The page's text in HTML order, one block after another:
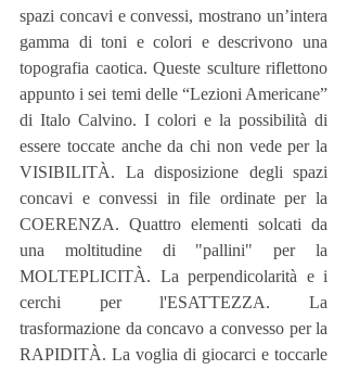
spazi concavi e convessi, mostrano un’intera
gamma di toni e colori e descrivono una
topografia caotica. Queste sculture riflettono
appunto i sei temi delle “Lezioni Americane”
di Italo Calvino. I colori e la possibilità di
essere toccate anche da chi non vede per la
VISIBILITÀ. La disposizione degli spazi
concavi e convessi in file ordinate per la
COERENZA. Quattro elementi solcati da
una moltitudine di "pallini" per la
MOLTEPLICITÀ. La perpendicolarità e i
cerchi per l'ESATTEZZA. La
trasformazione da concavo a convesso per la
RAPIDITÀ. La voglia di giocarci e toccarle